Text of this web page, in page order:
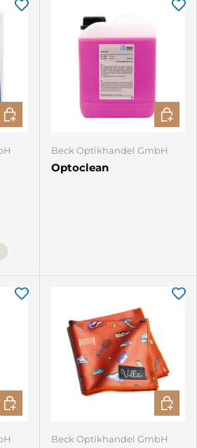
CHOISIR LES OPTIONS
Beck Optikhandel GmbH
Optoclean
CHOISIR LES OPTIONS
Beck Optikhandel GmbH